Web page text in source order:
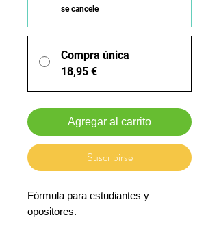
se cancele
Compra única
18,95 €
Agregar al carrito
Suscribirse
Fórmula para estudiantes y
opositores.